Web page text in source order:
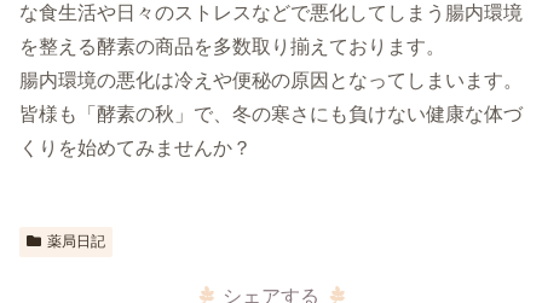
な食生活や日々のストレスなどで悪化してしまう腸内環境
を整える酵素の商品を多数取り揃えております。
腸内環境の悪化は冷えや便秘の原因となってしまいます。
皆様も「酵素の秋」で、冬の寒さにも負けない健康な体づ
くりを始めてみませんか？
薬局日記
シェアする